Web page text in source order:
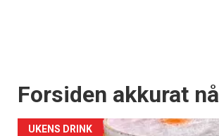
Forsiden akkurat nå
UKENS DRINK